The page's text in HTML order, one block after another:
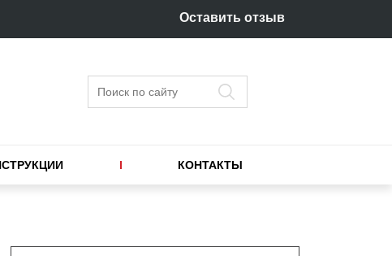
Оставить отзыв
Поиск
КОНТАКТЫ